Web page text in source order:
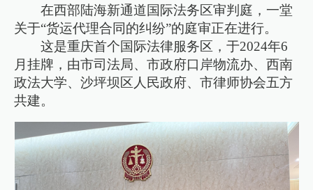
在西部陆海新通道国际法务区审判庭，一堂
关于“货运代理合同的纠纷”的庭审正在进行。
这是重庆首个国际法律服务区，于2024年6
月挂牌，由市司法局、市政府口岸物流办、西南
政法大学、沙坪坝区人民政府、市律师协会五方
共建。